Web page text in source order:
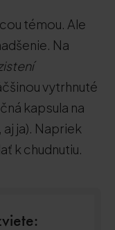
témou. Ale
Na
vytrhnuté
kapsula na
ja). Napriek
k chudnutiu.